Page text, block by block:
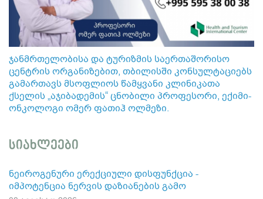
ჯანმრთელობისა და ტურიზმის საერთაშორისო
ცენტრის ორგანიზებით, თბილისში კონსულტაციებს
გამართავს მსოფლიოს წამყვანი კლინიკათა
ქსელის „აჯიბადემის“ ცნობილი პროფესორი, ექიმი-
ონკოლოგი ომერ ფათიჰ ოლმეზი.
სიახლეები
ნეიროგენური ერექციული დისფუნქცია -
იმპოტენცია ნერვის დაზიანების გამო